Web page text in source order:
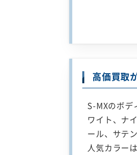
高価買取
S-MXのボデ
ワイト、ナ
ール、サテ
人気カラー